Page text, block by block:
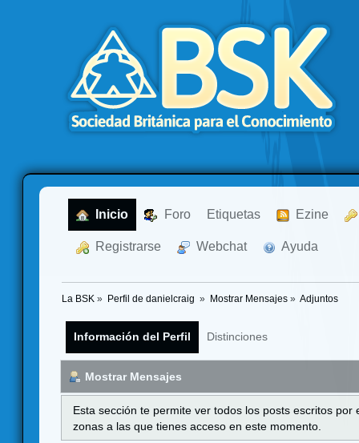
Inicio Foro Etiquetas Ezine
Registrarse Webchat Ayuda
La BSK » Perfil de danielcraig » Mostrar Mensajes» Adjuntos
Información del Perfil Distinciones
Mostrar Mensajes
Esta sección te permite ver todos los posts escritos
zonas a las que tienes acceso en este momento.